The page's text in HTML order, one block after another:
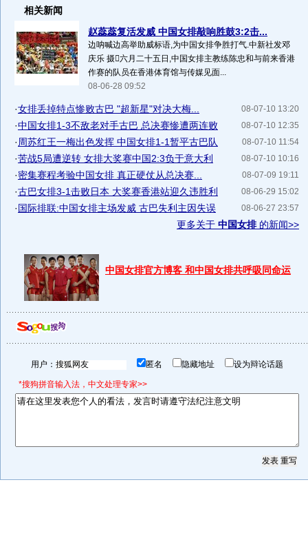
相关新闻
赵蕊蕊复活发威 中国女排敲响胜鼓3:2击...
边呐喊边高举助威标语,为中国女排争胜打气.中新社发邓
庆乐 摄六月二十五日,中国女排主教练陈忠和与前来香港
作赛的队员在香港体育馆与传媒见面...
08-06-28 09:52
08-07-10 13:20
·女排丢掉特点惨败古巴 "超新星"对决大梅...
08-07-10 12:35
·中国女排1-3不敌老对手古巴 总决赛惨遭两连败
08-07-10 11:54
· 周苏红王一梅出色发挥 中国女排1-1暂平古巴队
08-07-10 10:16
·苦战5局遭逆转 女排大奖赛中国2:3负于意大利
08-07-09 19:11
·密集赛程考验中国女排 真正硬仗从总决赛...
08-06-29 15:02
·古巴女排3-1击败日本 大奖赛香港站迎久违胜利
08-06-27 23:57
·国际排联:中国女排主场发威 古巴失利主因失误
更多关于 中国女排的新闻>>
中国女排官方博客 和中国女排共呼吸同命运
用户： 匿名 隐藏地址 设为辩论话题
*搜狗拼音输入法，中文处理专家>>